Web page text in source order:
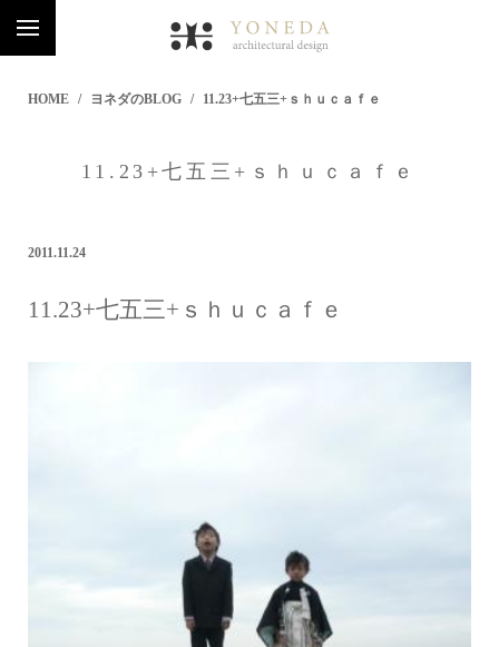
HOME ヨネダのBLOG 11.23+七五三+ｓｈｕｃａｆｅ
11.23+七五三+ｓｈｕｃａｆｅ
2011.11.24
11.23+七五三+ｓｈｕｃａｆｅ